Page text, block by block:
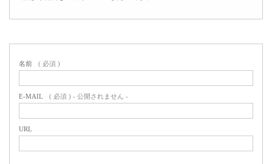
名前 ( 必須 )
E-MAIL ( 必須 ) - 公開されません -
URL